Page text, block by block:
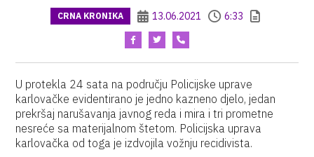
CRNA KRONIKA 13.06.2021 6:33
U protekla 24 sata na području Policijske uprave
karlovačke evidentirano je jedno kazneno djelo, jedan
prekršaj narušavanja javnog reda i mira i tri prometne
nesreće sa materijalnom štetom. Policijska uprava
karlovačka od toga je izdvojila vožnju recidivista.